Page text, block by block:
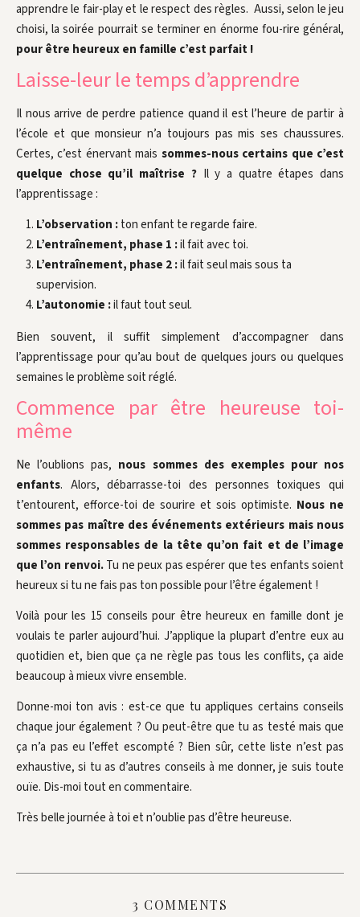
apprendre le fair-play et le respect des règles. Aussi, selon le jeu
choisi, la soirée pourrait se terminer en énorme fou-rire général,
pour être heureux en famille c’est parfait !
Laisse-leur le temps d’apprendre
Il nous arrive de perdre patience quand il est l’heure de partir à
l’école et que monsieur n’a toujours pas mis ses chaussures.
Certes, c’est énervant mais sommes-nous certains que c’est
quelque chose qu’il maîtrise ?Il y a quatre étapes dans
l’apprentissage :
L’observation :ton enfant te regarde faire.
L’entraînement, phase 1 :il fait avec toi.
L’entraînement, phase 2 :il fait seul mais sous ta
supervision.
L’autonomie :il faut tout seul.
Bien souvent, il suffit simplement d’accompagner dans
l’apprentissage pour qu’au bout de quelques jours ou quelques
semaines le problème soit réglé.
Commence par être heureuse toi-
même
Ne l’oublions pas, nous sommes des exemples pour nos
enfants. Alors, débarrasse-toi des personnes toxiques qui
t’entourent, efforce-toi de sourire et sois optimiste. Nous ne
sommes pas maître des événements extérieurs mais nous
sommes responsables de la tête qu’on fait et de l’image
que l’on renvoi.Tu ne peux pas espérer que tes enfants soient
heureux si tu ne fais pas ton possible pour l’être également !
Voilà pour les 15 conseils pour être heureux en famille dont je
voulais te parler aujourd’hui. J’applique la plupart d’entre eux au
quotidien et, bien que ça ne règle pas tous les conflits, ça aide
beaucoup à mieux vivre ensemble.
Donne-moi ton avis : est-ce que tu appliques certains conseils
chaque jour également ? Ou peut-être que tu as testé mais que
ça n’a pas eu l’effet escompté ? Bien sûr, cette liste n’est pas
exhaustive, si tu as d’autres conseils à me donner, je suis toute
ouïe. Dis-moi tout en commentaire.
Très belle journée à toi et n’oublie pas d’être heureuse.
3 COMMENTS